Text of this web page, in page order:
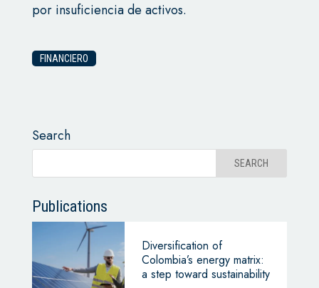
por insuficiencia de activos.
FINANCIERO
Search
Publications
Diversification of
Colombia’s energy matrix:
a step toward sustainability